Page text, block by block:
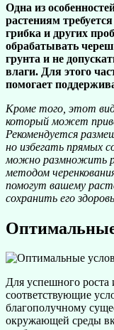
Одна из
растениям
грибка и других
обрабатывать
грунта и не
влаги. Для этого
помогает
Кроме того, этот
который может
Рекомендуется
но избегать прямых
можно размножить
методом
помогут вашему
сохранить его
Для успешного роста
соответствующие
благополучному
окружающей среды